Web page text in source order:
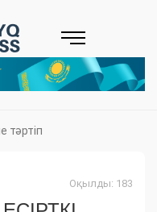
тәртіп
Оқылды: 183